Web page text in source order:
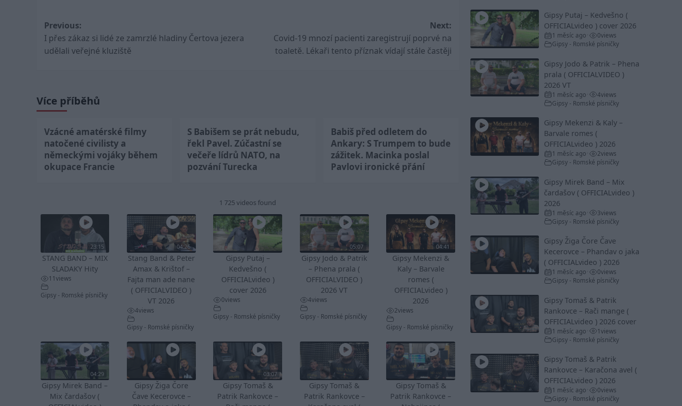
Post
navigation
Previous:
I přes zákaz si lidé ze zamrzlé hladiny Čertova jezera
udělali veřejné kluziště
Next:
Covid-19 mnozí pacienti zaregistrují poprvé na
toaletě. Lékaři tento příznak vídají stále častěji
Více příběhů
Vzácné amatérské filmy
natočené civilisty a
německými vojáky během
okupace Francie
S Babišem se prát nebudu,
řekl Pavel. Zúčastní se
večeře lídrů NATO, na
pozvání Turecka
Babiš před odletem do
Ankary: S Trumpem to bude
zážitek. Macinka poslal
Pavlovi ironické přání
1 725 videos found
23:15
STANG BAND – MIX
SLADAKY Hity
11views
Gipsy - Romské písničky
04:26
Stang Band & Peter
Amax & Krištof –
Fajta man ade nane
( OFFICIALVIDEO )
VT 2026
4views
Gipsy - Romské písničky
Gipsy Putaj –
Kedvešno (
OFFICIALvideo )
cover 2026
0views
Gipsy - Romské písničky
05:07
Gipsy Jodo & Patrik
– Phena prala (
OFFICIALVIDEO )
2026 VT
4views
Gipsy - Romské písničky
04:41
Gipsy Mekenzi &
Kaly – Barvale
romes (
OFFICIALvideo )
2026
2views
Gipsy - Romské písničky
04:29
Gipsy Mirek Band –
Mix čardašov (
Gipsy Žiga Čore
Čave Kecerovce –
03:07
Gipsy Tomaš &
Patrik Rankovce –
Gipsy Tomaš &
Patrik Rankovce –
Gipsy Tomaš &
Patrik Rankovce –
Gipsy Putaj – Kedvešno (
OFFICIALvideo ) cover 2026
1 měsíc ago 0views
Gipsy - Romské písničky
Gipsy Jodo & Patrik – Phena
prala ( OFFICIALVIDEO )
2026 VT
1 měsíc ago 4views
Gipsy - Romské písničky
Gipsy Mekenzi & Kaly –
Barvale romes (
OFFICIALvideo ) 2026
1 měsíc ago 2views
Gipsy - Romské písničky
Gipsy Mirek Band – Mix
čardašov ( OFFICIALvideo )
2026
1 měsíc ago 3views
Gipsy - Romské písničky
Gipsy Žiga Čore Čave
Kecerovce – Phandav o jaka
( OFFICIALvideo ) 2026
1 měsíc ago 0views
Gipsy - Romské písničky
Gipsy Tomaš & Patrik
Rankovce – Rači mange (
OFFICIALvideo ) 2026 cover
1 měsíc ago 1views
Gipsy - Romské písničky
Gipsy Tomaš & Patrik
Rankovce – Karačona avel (
OFFICIALvideo ) 2026
1 měsíc ago 0views
Gipsy - Romské písničky